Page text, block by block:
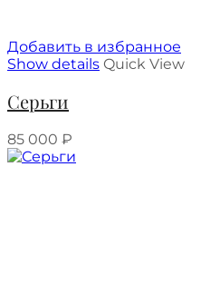
Добавить в избранное
Show details Quick View
Серьги
85 000 ₽